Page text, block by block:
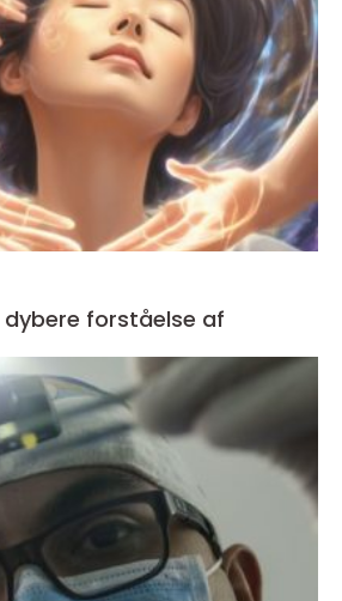
dybere forståelse af